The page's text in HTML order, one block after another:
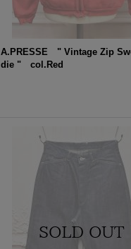
A.PRESSE " Vintage Zip
die " col.Red